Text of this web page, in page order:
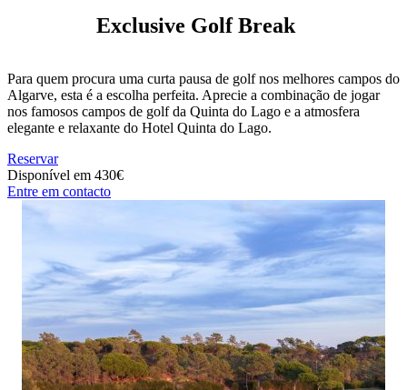
Exclusive Golf Break
Para quem procura uma curta pausa de golf nos melhores campos do
Algarve, esta é a escolha perfeita. Aprecie a combinação de jogar
nos famosos campos de golf da Quinta do Lago e a atmosfera
elegante e relaxante do Hotel Quinta do Lago.
Reservar
Disponível em 430€
Entre em contacto